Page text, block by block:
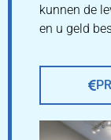
kunnen de
en u geld